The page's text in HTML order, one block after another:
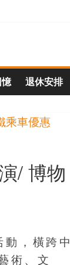
退休安排
/ 博物
動，橫跨中
術、文